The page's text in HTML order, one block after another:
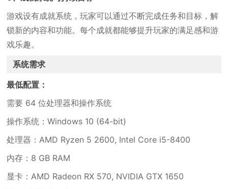
游戏设有成就系统，玩家可以通过不断完成任务和目标，解
锁新的内容和功能。每个成就都能够提升玩家的满足感和游
戏乐趣。
系统需求
最低配置：
需要 64 位处理器和操作系统
操作系统：Windows 10 (64-bit)
处理器：AMD Ryzen 5 2600, Intel Core i5-8400
内存：8 GB RAM
显卡：AMD Radeon RX 570, NVIDIA GTX 1650